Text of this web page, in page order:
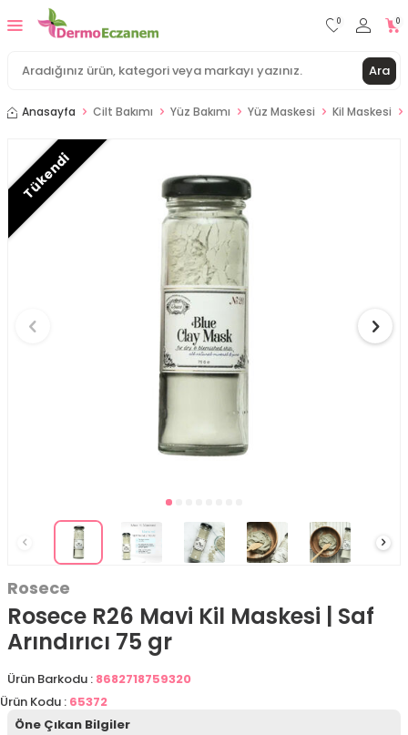
Ara
0 0
Anasayfa Cilt Bakımı Yüz Bakımı Yüz Maskesi Kil Maskesi
Tükendi
Rosece
Rosece R26 Mavi Kil Maskesi | Saf
Arındırıcı 75 gr
Ürün Barkodu : 8682718759320
Ürün Kodu : 65372
Öne Çıkan Bilgiler